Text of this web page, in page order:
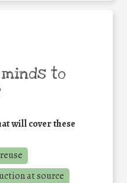
to
will cover these
at source